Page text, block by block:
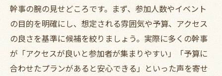
幹事の腕の見せどころです。まず、参加人数やイベント
の目的を明確にし、想定される雰囲気や予算、アクセス
の良さを基準に候補を絞りましょう。実際に多くの幹事
が「アクセスが良いと参加者が集まりやすい」「予算に
合わせたプランがあると安心できる」といった声を寄せ